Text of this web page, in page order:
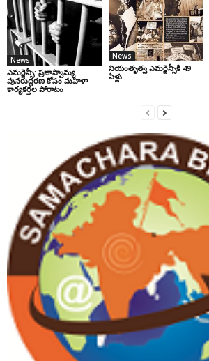
News
ఎమర్జెన్సీ: ప్రజాస్వామ్య
పునరుద్ధరణ కోసం మహిళా
కార్యకర్తల పోరాటం
News
నియంతృత్వ ఎమర్జెన్సీకి 49
ఏళ్లు